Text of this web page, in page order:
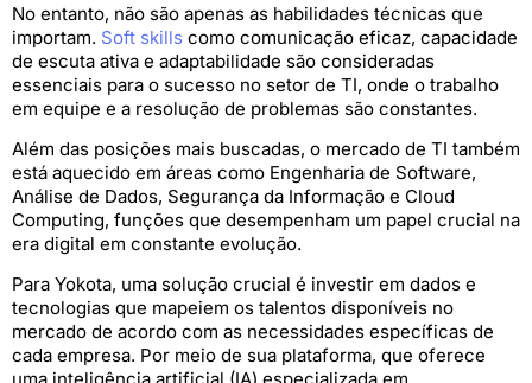
No entanto, não são apenas as habilidades técnicas que
importam. Soft skills como comunicação eficaz, capacidade
de escuta ativa e adaptabilidade são consideradas
essenciais para o sucesso no setor de TI, onde o trabalho
em equipe e a resolução de problemas são constantes.
Além das posições mais buscadas, o mercado de TI também
está aquecido em áreas como Engenharia de Software,
Análise de Dados, Segurança da Informação e Cloud
Computing, funções que desempenham um papel crucial na
era digital em constante evolução.
Para Yokota, uma solução crucial é investir em dados e
tecnologias que mapeiem os talentos disponíveis no
mercado de acordo com as necessidades específicas de
cada empresa. Por meio de sua plataforma, que oferece